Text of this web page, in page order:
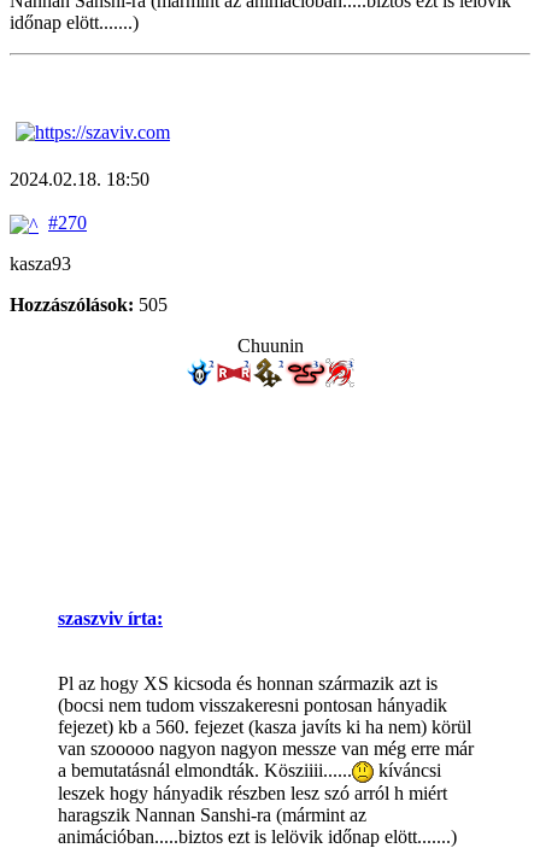
időnap elött.......)
2024.02.18. 18:50
#270
kasza93
Hozzászólások: 505
Chuunin
szaszviv írta:
Pl az hogy XS kicsoda és honnan származik azt is
(bocsi nem tudom visszakeresni pontosan hányadik
fejezet) kb a 560. fejezet (kasza javíts ki ha nem) körül
van szooooo nagyon nagyon messze van még erre már
a bemutatásnál elmondták. Kösziiii......
kíváncsi
leszek hogy hányadik részben lesz szó arról h miért
haragszik Nannan Sanshi-ra (mármint az
animációban.....biztos ezt is lelövik időnap elött.......)